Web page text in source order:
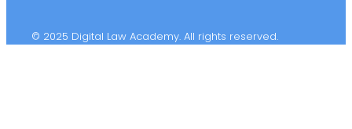
© 2025 Digital Law Academy. All rights reserved.